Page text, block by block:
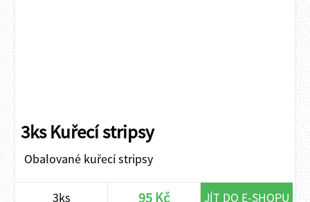
3ks Kuřecí stripsy
Obalované kuřecí stripsy
3ks 95 Kč JÍT DO E-SHOPU